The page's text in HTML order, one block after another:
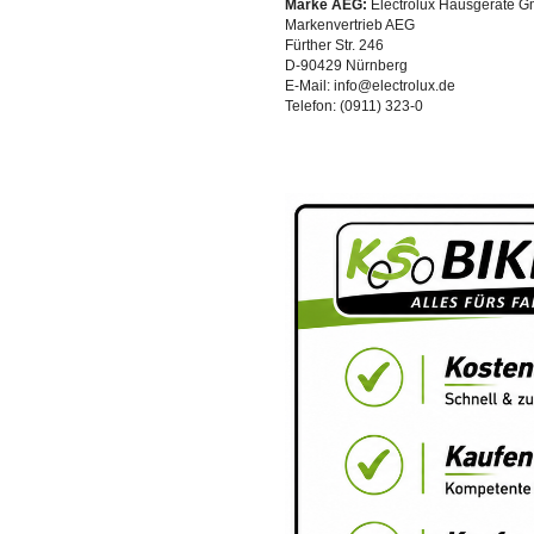
Marke AEG: Electrolux Hausgeräte
Markenvertrieb AEG
Fürther Str. 246
D-90429 Nürnberg
E-Mail: info@electrolux.de
Telefon: (0911) 323-0